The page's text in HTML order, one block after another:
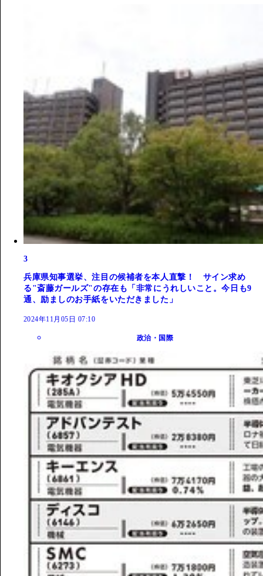
3
兵庫県知事選挙、注目の候補者を本人直撃！ サイン求め
る"斎藤ガールズ"の存在も「非常にうれしいこと。今日も9
通、励ましのお手紙をいただきました」
2024年11月05日 07:10
政治・国際